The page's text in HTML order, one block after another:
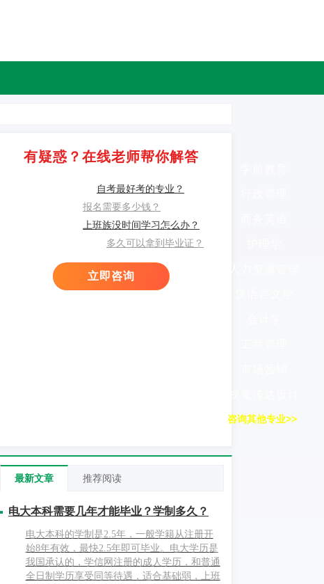
有疑惑？在线老师帮你解答
自考最好考的专业？
报名需要多少钱？
上班族没时间学习怎么办？
多久可以拿到毕业证？
立即咨询
最新文章 推荐阅读
电大本科需要几年才能毕业？学制多久？
电大本科的学制是2.5年，一般学籍从注册开
始8年有效，最快2.5年即可毕业。电大学历是
我国承认的，学信网注册的成人学历，和普通
全日制学历享受同等待遇，适合基础弱，上班
咨询其他专业>>